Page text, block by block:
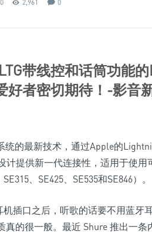
2,961 0
统的最新技术，通过Apple的
计提供新一代连接性，适用于使用
、SE425、SE535和SE846）。
机插口之后，听歌的话要不用蓝牙
真的很一般。最近 Shure 推出一条